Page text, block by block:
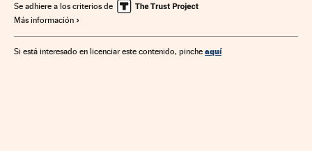
Se adhiere a los criterios de
Más información
Si está interesado en licenciar este contenido, pinche aquí